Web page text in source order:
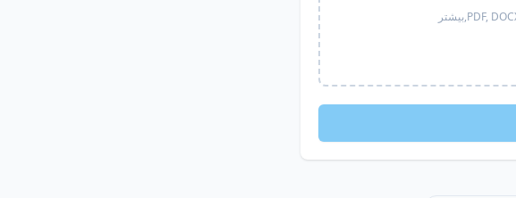
PDF, بیشتر